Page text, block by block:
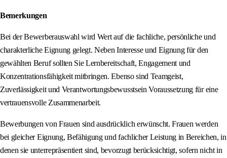
Bemerkungen
Bei der Bewerberauswahl wird Wert auf die fachliche, persönliche und
charakterliche Eignung gelegt. Neben Interesse und Eignung für den
gewählten Beruf sollten Sie Lernbereitschaft, Engagement und
Konzentrationsfähigkeit mitbringen. Ebenso sind Teamgeist,
Zuverlässigkeit und Verantwortungsbewusstsein Voraussetzung für eine
vertrauensvolle Zusammenarbeit.
Bewerbungen von Frauen sind ausdrücklich erwünscht. Frauen werden
bei gleicher Eignung, Befähigung und fachlicher Leistung in Bereichen, in
denen sie unterrepräsentiert sind, bevorzugt berücksichtigt, sofern nicht in